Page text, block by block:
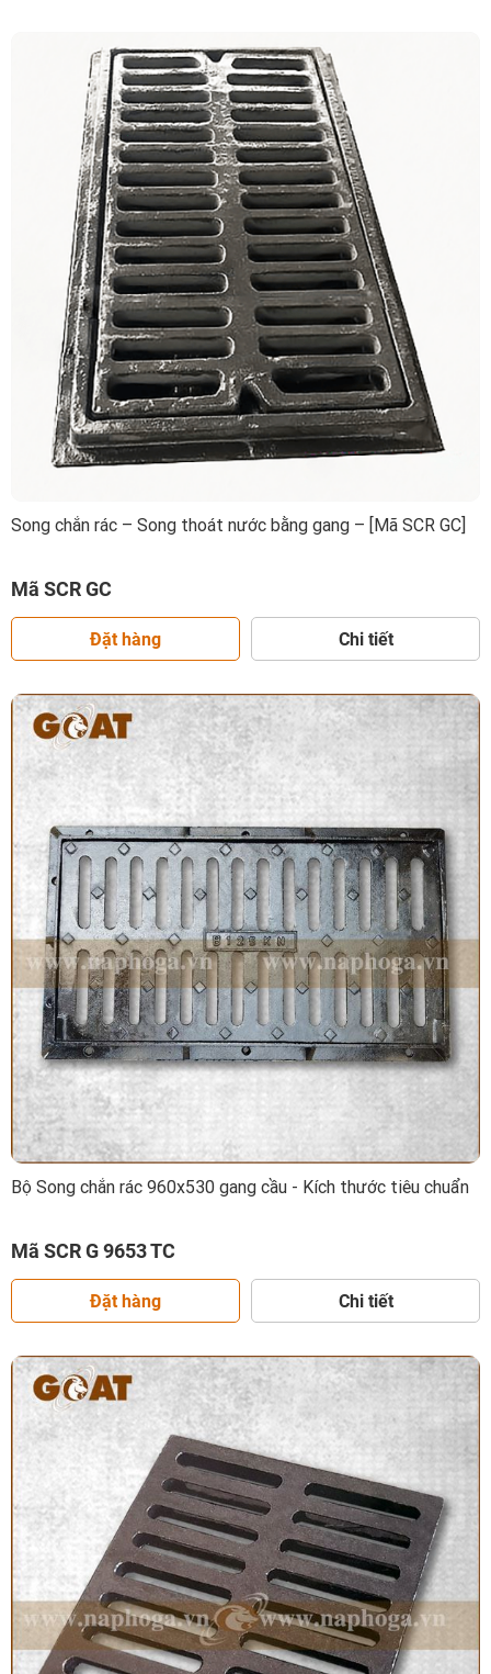
Song chắn rác – Song thoát nước bằng gang – [Mã SCR GC]
Mã SCR GC
Đặt hàng Chi tiết
Bộ Song chắn rác 960x530 gang cầu - Kích thước tiêu chuẩn
Mã SCR G 9653 TC
Đặt hàng Chi tiết